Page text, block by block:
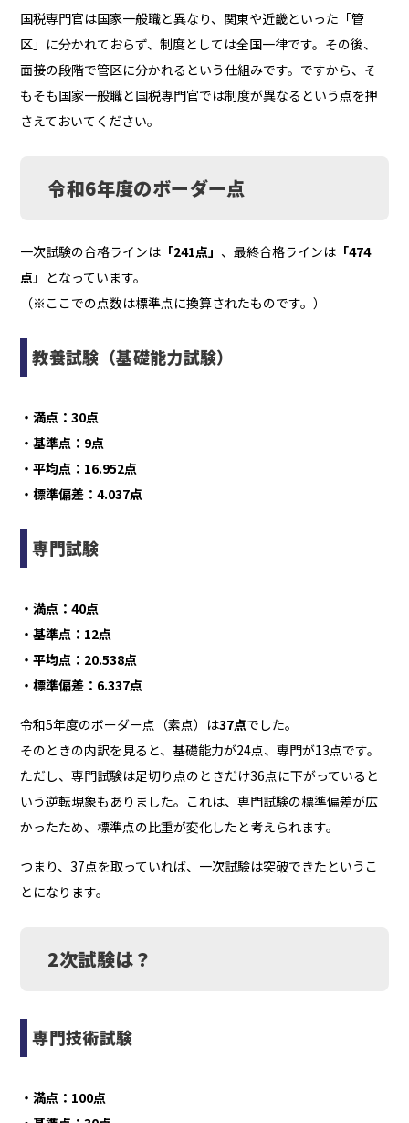
国税専門官は国家一般職と異なり、関東や近畿といった「管
区」に分かれておらず、制度としては全国一律です。その後、
面接の段階で管区に分かれるという仕組みです。ですから、そ
もそも国家一般職と国税専門官では制度が異なるという点を押
さえておいてください。
令和6年度のボーダー点
一次試験の合格ラインは 「241点」 、最終合格ラインは 「474
点」 となっています。
（※ここでの点数は標準点に換算されたものです。）
教養試験（基礎能力試験）
・満点：30点
・基準点：9点
・平均点：16.952点
・標準偏差：4.037点
専門試験
・満点：40点
・基準点：12点
・平均点：20.538点
・標準偏差：6.337点
令和5年度のボーダー点（素点）は37点でした。
そのときの内訳を見ると、基礎能力が24点、専門が13点です。
ただし、専門試験は足切り点のときだけ36点に下がっていると
いう逆転現象もありました。これは、専門試験の標準偏差が広
かったため、標準点の比重が変化したと考えられます。
つまり、37点を取っていれば、一次試験は突破できたというこ
とになります。
2次試験は？
専門技術試験
・満点：100点